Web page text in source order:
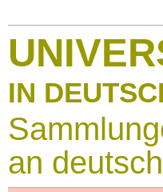
IN
an